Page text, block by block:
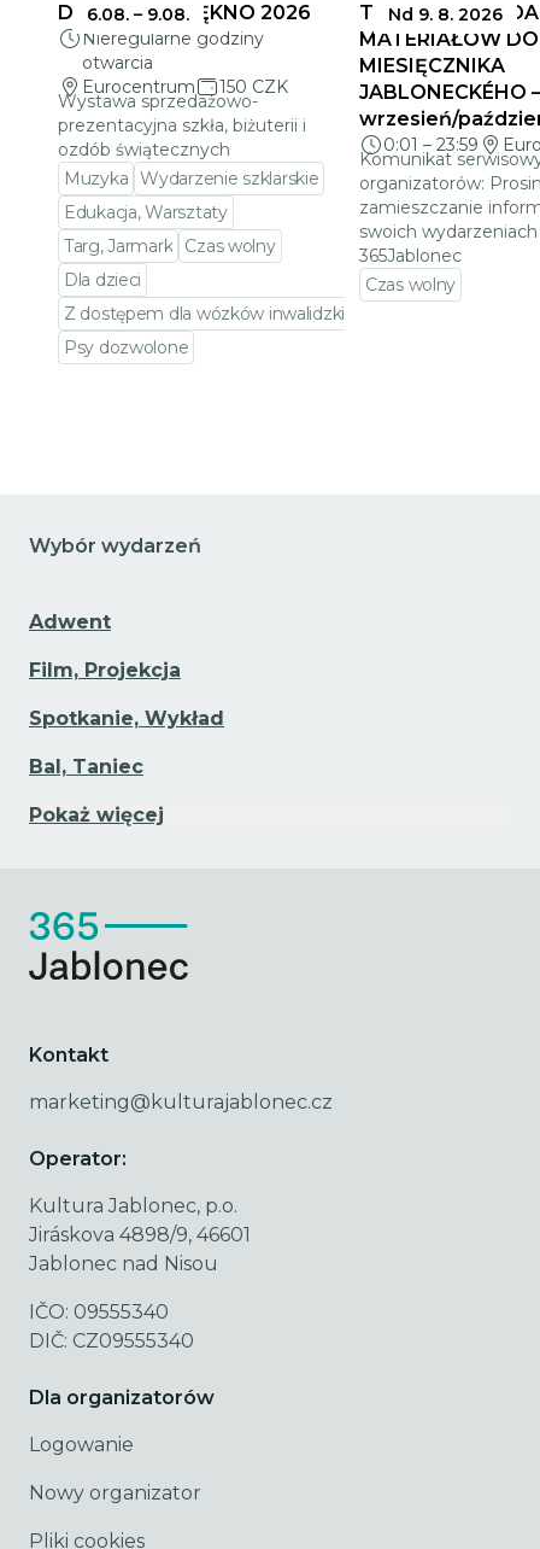
6.08. – 9.08.
DELIKATNE PIĘKNO 2026
Nieregularne godziny
otwarcia
Eurocentrum
150 CZK
Wystawa sprzedażowo-
prezentacyjna szkła, biżuterii i
ozdób świątecznych
Muzyka Wydarzenie szklarskie
Edukacja, Warsztaty
Targ, Jarmark
Czas wolny
Dla dzieci
Z dostępem dla wózków inwalidzkich
Psy dozwolone
Nd 9. 8. 2026
TERMINY
MATERIAŁÓW DO
MIESIĘCZNIKA
JABLONECKÉHO –
wrzesień/
0:01 – 23:59
Komunikat
organizatorów:
zamieszczanie
swoich
365Jablonec
Czas wolny
Wybór wydarzeń
Adwent
Film, Projekcja
Spotkanie, Wykład
Bal, Taniec
Pokaż więcej
Kontakt
marketing@kulturajablonec.cz
Operator:
Kultura Jablonec, p.o.
Jiráskova 4898/9, 46601
Jablonec nad Nisou
IČO: 09555340
DIČ: CZ09555340
Dla organizatorów
Logowanie
Nowy organizator
Pliki cookies